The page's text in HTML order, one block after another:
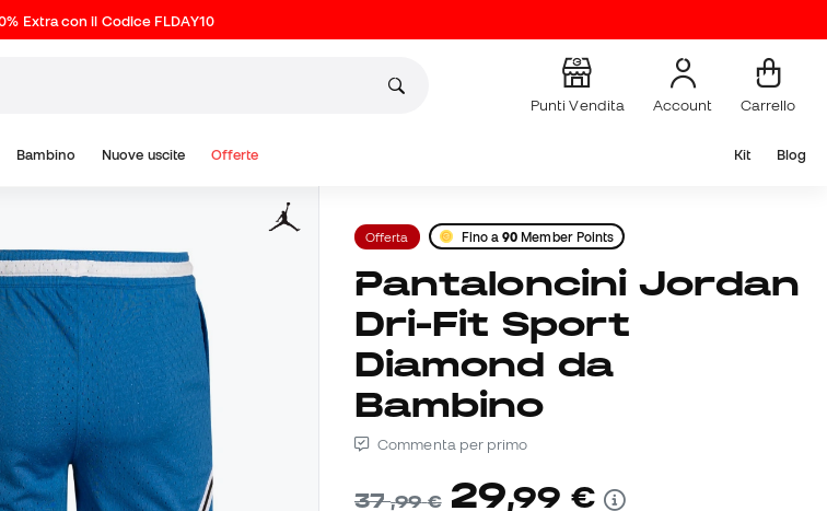
Extra con il Codice FLDAY10
Punti Vendita Account Carrello
Bambino Nuove uscite Offerte Kit Blog
Offerta Fino a90 Member Points
Pantaloncini Jordan
Dri-Fit Sport
Diamond da
Bambino
Commenta per primo
37,99 € 29,99 €